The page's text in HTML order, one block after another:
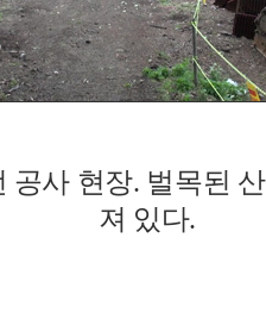
공사 현장. 벌목된
져 있다.